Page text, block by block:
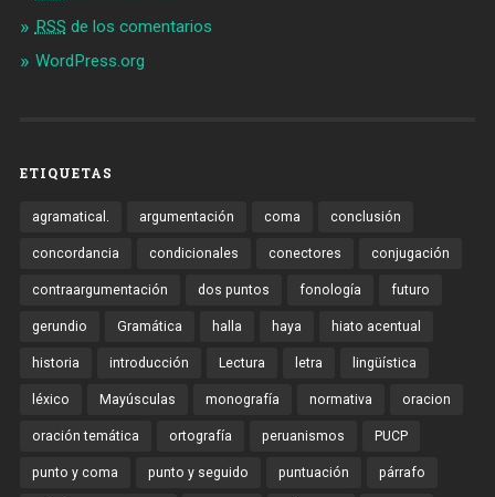
RSS de los comentarios
WordPress.org
ETIQUETAS
agramatical. argumentación coma conclusión
concordancia condicionales conectores conjugación
contraargumentación dos puntos fonología futuro
gerundio Gramática halla haya hiato acentual
historia introducción Lectura letra lingüística
léxico Mayúsculas monografía normativa oracion
oración temática ortografía peruanismos PUCP
punto y coma punto y seguido puntuación párrafo